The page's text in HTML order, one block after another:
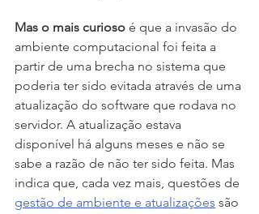
Mas o mais curioso é que a invasão do
ambiente computacional foi feita a
partir de uma brecha no sistema que
poderia ter sido evitada através de uma
atualização do software que rodava no
servidor. A atualização estava
disponível há alguns meses e não se
sabe a razão de não ter sido feita. Mas
indica que, cada vez mais, questões de
gestão de ambiente e atualizações são